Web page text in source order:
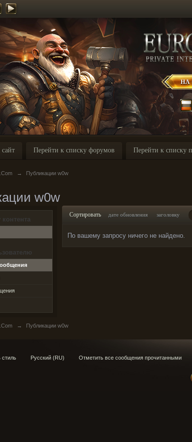
Перейти к списку форумов Перейти к списку
→ Публикации w0w
w0w
контента
Сортировать дате обновления заголовку
По вашему запросу ничего не найдено.
→ Публикации w0w
стиль Русский (RU) Отметить все сообщения прочитанными